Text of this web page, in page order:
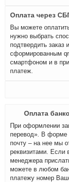
Оплата через
Вы можете
нужно выбрать
подтвердить
сформированным
смартфоном и в
платеж.
Оплата
При оформлении
перевод». В форме
почту – на нее мы
реквизитами. Если
менеджера
можете в любом
платежу номер